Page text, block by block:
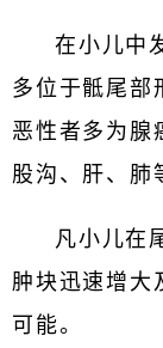
在小儿中
多位于骶尾部
恶性者多为腺
股沟、肝、肺
凡小儿在
肿块迅速增大
可能。